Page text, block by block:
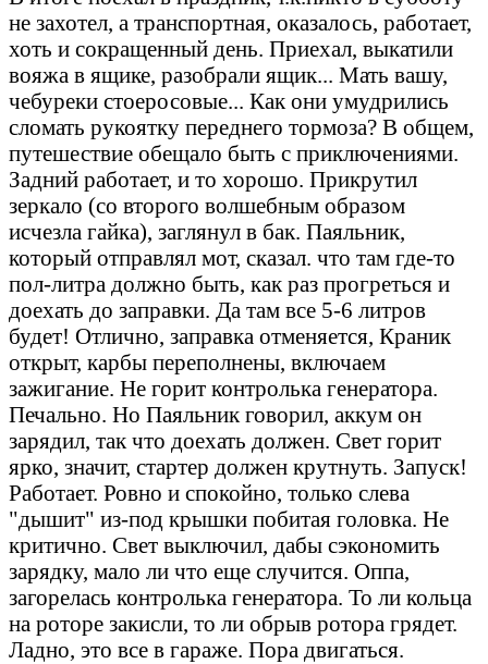
не захотел, а транспортная, оказалось, работает,
хоть и сокращенный день. Приехал, выкатили
вояжа в ящике, разобрали ящик... Мать вашу,
чебуреки стоеросовые... Как они умудрились
сломать рукоятку переднего тормоза? В общем,
путешествие обещало быть с приключениями.
Задний работает, и то хорошо. Прикрутил
зеркало (со второго волшебным образом
исчезла гайка), заглянул в бак. Паяльник,
который отправлял мот, сказал. что там где-то
пол-литра должно быть, как раз прогреться и
доехать до заправки. Да там все 5-6 литров
будет! Отлично, заправка отменяется, Краник
открыт, карбы переполнены, включаем
зажигание. Не горит контролька генератора.
Печально. Но Паяльник говорил, аккум он
зарядил, так что доехать должен. Свет горит
ярко, значит, стартер должен крутнуть. Запуск!
Работает. Ровно и спокойно, только слева
"дышит" из-под крышки побитая головка. Не
критично. Свет выключил, дабы сэкономить
зарядку, мало ли что еще случится. Оппа,
загорелась контролька генератора. То ли кольца
на роторе закисли, то ли обрыв ротора грядет.
Ладно, это все в гараже. Пора двигаться.